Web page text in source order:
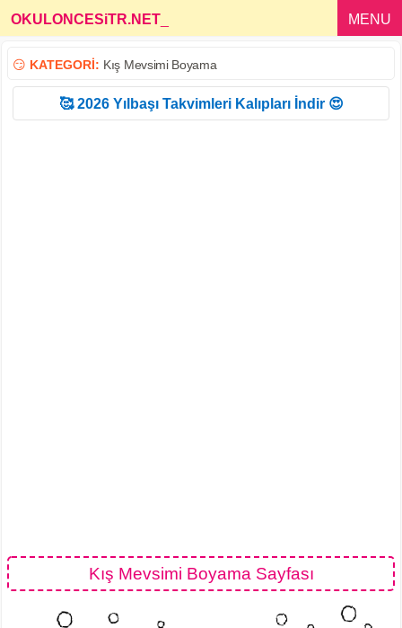
OKULONCESiTR.NET MENU
😏 KATEGORİ: Kış Mevsimi Boyama
🥰 2026 Yılbaşı Takvimleri Kalıpları İndir 😍
Kış Mevsimi Boyama Sayfası